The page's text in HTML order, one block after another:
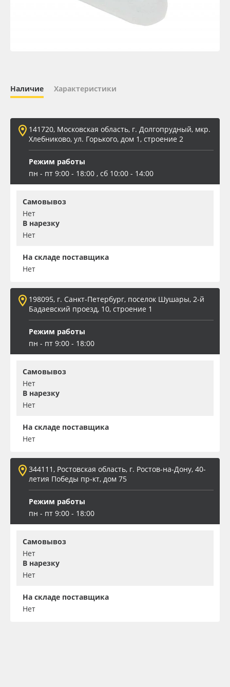
ПЭТ листовой
ПЭТ бэклит
Вспененный ПВХ
Баннер
Заготовки для сувениров
Наличие Характеристики
141720, Московская область, г. Долгопрудный, мкр.
Хлебниково, ул. Горького, дом 1, строение 2
Режим работы
пн - пт 9:00 - 18:00 , сб 10:00 - 14:00
Самовывоз
Нет
В нарезку
Нет
На складе поставщика
Нет
198095, г. Санкт-Петербург, поселок Шушары, 2-й
Бадаевский проезд, 10, строение 1
Режим работы
пн - пт 9:00 - 18:00
Самовывоз
Нет
В нарезку
Нет
На складе поставщика
Нет
344111, Ростовская область, г. Ростов-на-Дону, 40-
летия Победы пр-кт, дом 75
Режим работы
пн - пт 9:00 - 18:00
Самовывоз
Нет
В нарезку
Нет
На складе поставщика
Нет